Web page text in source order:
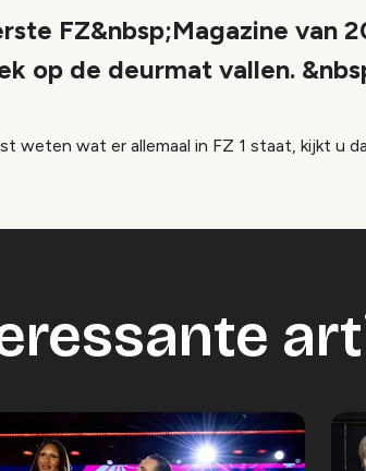
FZ&nbsp;Magazine van
op de deurmat vallen.
weten wat er allemaal in FZ 1 staat, kijkt u